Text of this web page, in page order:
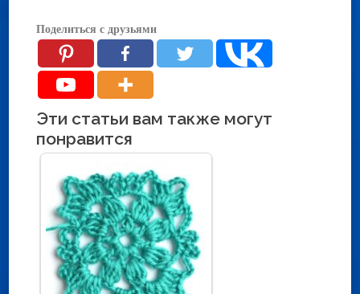
Поделиться с друзьями
Эти статьи вам также могут
понравится